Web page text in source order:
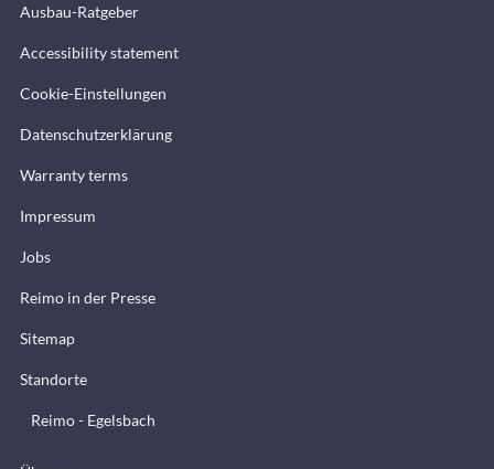
Ausbau-Ratgeber
Accessibility statement
Cookie-Einstellungen
Datenschutzerklärung
Warranty terms
Impressum
Jobs
Reimo in der Presse
Sitemap
Standorte
Reimo - Egelsbach